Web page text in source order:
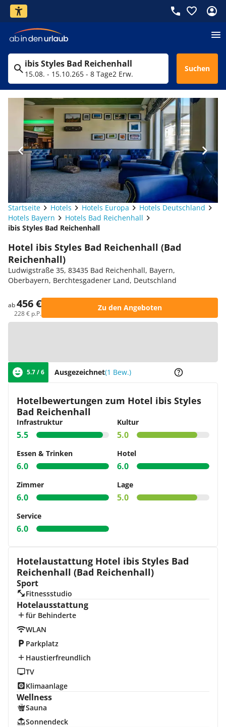
ibis Styles Bad Reichenhall
15.08. - 15.10.265 - 8 Tage2 Erw.
Suchen
Startseite Hotels Hotels Europa
Hotels Deutschland
Hotels Bayern
Hotels Bad Reichenhall
ibis Styles Bad Reichenhall
Hotel ibis Styles Bad Reichenhall (Bad
Reichenhall)
Ludwigstraße 35, 83435 Bad Reichenhall, Bayern,
Oberbayern, Berchtesgadener Land, Deutschland
ab456 €
228 € p.P.
Zu den Angeboten
5.7 / 6 Ausgezeichnet(1 Bew.)
Hotelbewertungen zum Hotel ibis Styles
Bad Reichenhall
Infrastruktur
5.5
Kultur
5.0
Essen & Trinken
6.0
Hotel
6.0
Zimmer
6.0
Lage
5.0
Service
6.0
Hotelaustattung Hotel ibis Styles Bad
Reichenhall (Bad Reichenhall)
Sport
Fitnessstudio
Hotelausstattung
für Behinderte
WLAN
Parkplatz
Haustierfreundlich
TV
Klimaanlage
Wellness
Sauna
Sonnendeck